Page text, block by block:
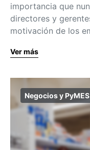
importancia que
directores y
motivación de los
Ver más
Negocios y PyMES